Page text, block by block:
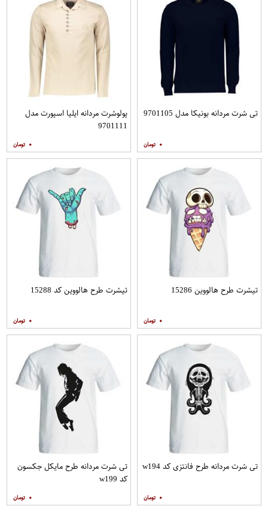
تی شرت مردانه بونیکا مدل 9701105
۰
پولوشرت مردانه ایلیا اسپورت مدل
9701111
۰
تیشرت طرح هالووین 15286
۰
تیشرت طرح هالووین کد 15288
۰
تی شرت مردانه طرح فانتزی کد w194
۰
تی شرت مردانه طرح مایکل جکسون
کد w199
۰